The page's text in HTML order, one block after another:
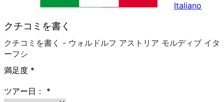
Italiano
クチコミを書く
クチコミを書く - ウォルドルフ アストリア モルディブ イタ
ーフシ
満足度 *
ツアー日： *